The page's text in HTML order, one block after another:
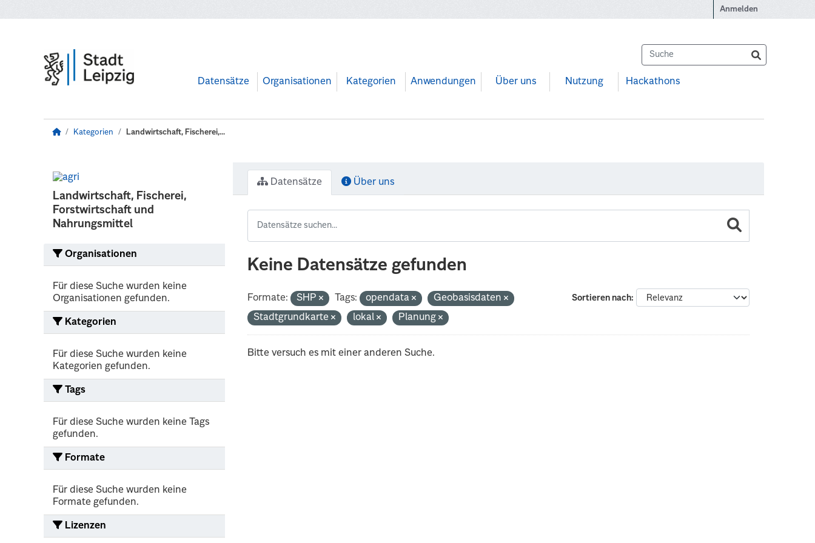
Anmelden
Datensätze Organisationen Kategorien Anwendungen Über uns Nutzung Hackathons
Kategorien Landwirtschaft, Fischerei,...
Landwirtschaft, Fischerei,
Forstwirtschaft und
Nahrungsmittel
Organisationen
Für diese Suche wurden keine
Organisationen gefunden.
Kategorien
Für diese Suche wurden keine
Kategorien gefunden.
Tags
Für diese Suche wurden keine Tags
gefunden.
Formate
Für diese Suche wurden keine
Formate gefunden.
Lizenzen
Datensätze Über uns
Keine Datensätze gefunden
Sortieren nach
Formate: SHP Tags: opendata
Geobasisdaten
Stadtgrundkarte
lokal Planung
Bitte versuch es mit einer anderen Suche.